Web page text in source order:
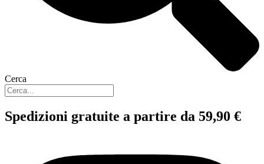
Cerca
Spedizioni gratuite a partire da 59,90 €